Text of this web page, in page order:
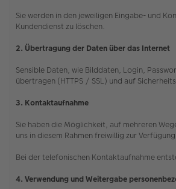
Sie werden in den jeweiligen Eingabe- und
Kundendienst zu löschen.
2. Übertragung der Daten über das Internet
Sensible Daten, wie Bilddaten, Login,
übertragen (HTTPS / SSL) und auf
3. Kontaktaufnahme
Sie haben die Möglichkeit, auf mehreren
uns in diesem Rahmen freiwillig zur
Bei der telefonischen Kontaktaufnahme
4. Verwendung und Weitergabe